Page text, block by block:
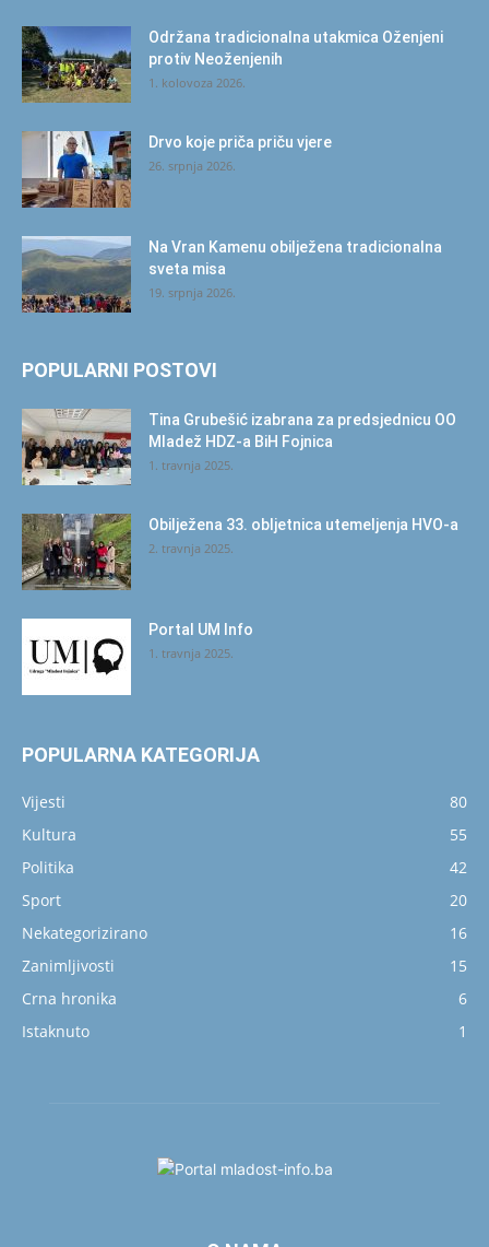
Održana tradicionalna utakmica Oženjeni
protiv Neoženjenih
1. kolovoza 2026.
Drvo koje priča priču vjere
26. srpnja 2026.
Na Vran Kamenu obilježena tradicionalna
sveta misa
19. srpnja 2026.
POPULARNI POSTOVI
Tina Grubešić izabrana za predsjednicu OO
Mladež HDZ-a BiH Fojnica
1. travnja 2025.
Obilježena 33. obljetnica utemeljenja HVO-a
2. travnja 2025.
Portal UM Info
1. travnja 2025.
POPULARNA KATEGORIJA
Vijesti
80
Kultura
55
Politika
42
Sport
20
Nekategorizirano
16
Zanimljivosti
15
Crna hronika
6
Istaknuto
1